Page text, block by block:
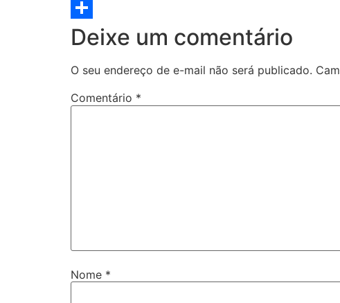
Twitter
Share
Deixe um comentário
O seu endereço de e-mail não será publicado.
Comentário *
Nome *